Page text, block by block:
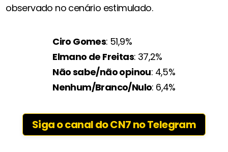
observado no cenário estimulado.
Ciro Gomes: 51,9%
Elmano de Freitas: 37,2%
Não sabe/não opinou: 4,5%
Nenhum/Branco/Nulo: 6,4%
Siga o canal do CN7 no Telegram